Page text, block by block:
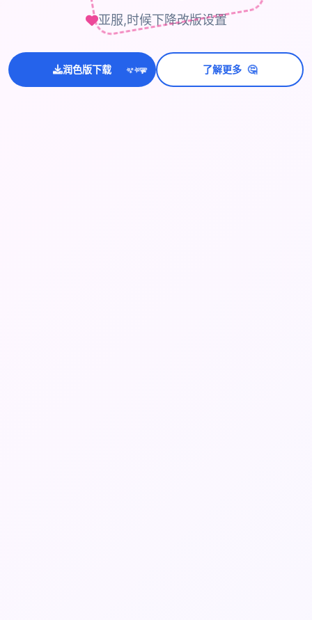
亚服,时候下降改版设置
润色版下载 ✨⭐💫 了解更多 🤔